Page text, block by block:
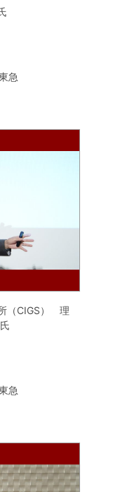
急
（CIGS） 理
急